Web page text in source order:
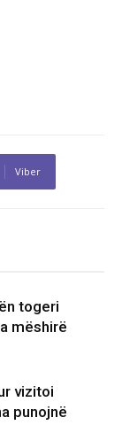
Viber
togeri
mëshirë
vizitoi
punojnë